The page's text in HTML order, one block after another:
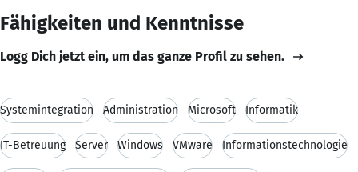
Fähigkeiten und Kenntnisse
Logg Dich jetzt ein, um das ganze Profil zu sehen.
Systemintegration Administration Microsoft Informatik
IT-Betreuung Server Windows VMware Informationstechnologie